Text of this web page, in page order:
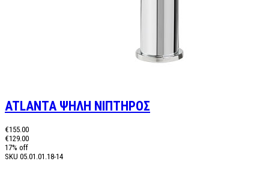
ATLANTA ΨΗΛΗ ΝΙΠΤΗΡΟΣ
€155.00
€129.00
17% off
SKU 05.01.01.18-14